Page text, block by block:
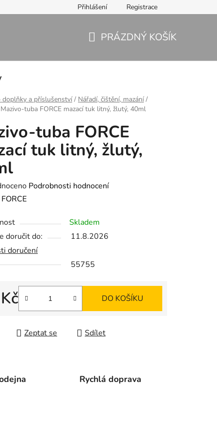
Přihlášení Registrace
PRÁZDNÝ KOŠÍK
doplňky a příslušenství / Nářadí, čištění, mazání /
Mazivo-tuba FORCE mazací tuk litný, žlutý, 40ml
tuba FORCE
tuk litný, žlutý,
Podrobnosti hodnocení
FORCE
Skladem
doručit do:
11.8.2026
doručení
55755
cena:
DO KOŠÍKU
Zeptat se Sdílet
Rychlá doprava